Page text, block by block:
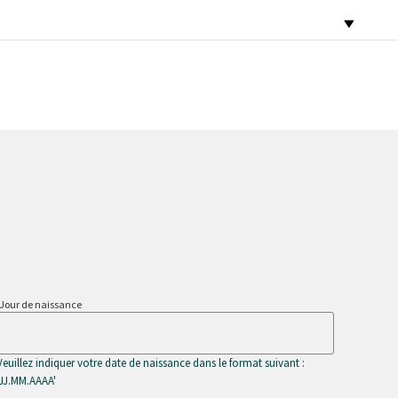
Jour de naissance
indiquer votre date de naissance dans le format suivant :